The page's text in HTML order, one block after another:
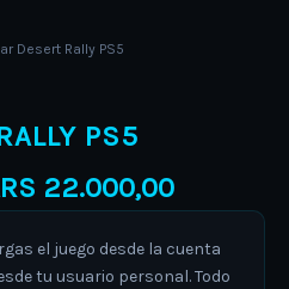
Desert Rally PS5
PS5
22.000,00
el juego desde la cuenta
tu usuario personal. Todo